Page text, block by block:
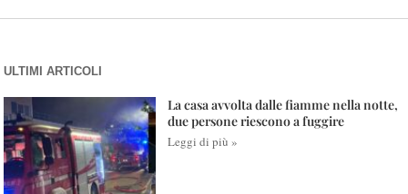
ULTIMI ARTICOLI
La casa avvolta dalle fiamme nella notte,
due persone riescono a fuggire
Leggi di più »